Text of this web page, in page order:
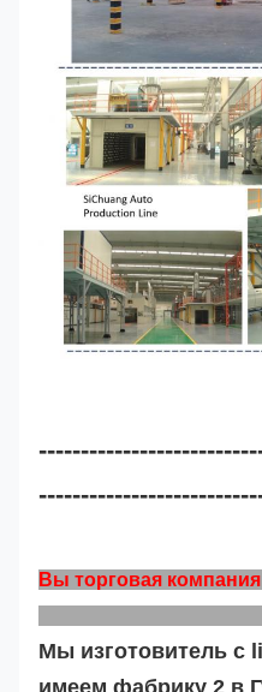
Вы торговая
Мы изготовитель с
имеем фабрику 2 в